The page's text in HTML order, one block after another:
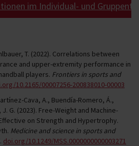
im Individual- und
T. (2022). Correlations between
and upper-extremity performance in
players. Frontiers in sports and
10.2165/00007256-200838010-00003
Cava, A., Buendía-Romero, Á.,
G. (2023). Free-Weight and Machine-
on Strength and Hypertrophy.
Medicine and science in sports and
doi.org/10.1249/MSS.0000000000003271